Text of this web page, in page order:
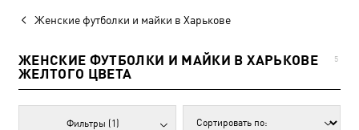
Женские футболки и майки в Харькове
ЖЕНСКИЕ ФУТБОЛКИ И МАЙКИ В ХАРЬКОВЕ
ЖЕЛТОГО ЦВЕТА
5
Фильтры (1)